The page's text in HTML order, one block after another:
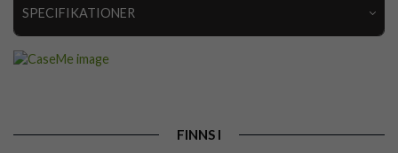
SPECIFIKATIONER
Dragkedja, Handrem, Kortfack, Löstagbart skal
FINNS I